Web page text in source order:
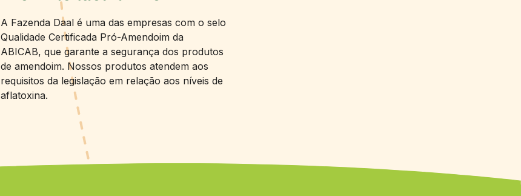
A Fazenda Daal é uma das empresas com o selo
Qualidade Certificada Pró-Amendoim da
ABICAB, que garante a segurança dos produtos
de amendoim. Nossos produtos atendem aos
requisitos da legislação em relação aos níveis de
aflatoxina.